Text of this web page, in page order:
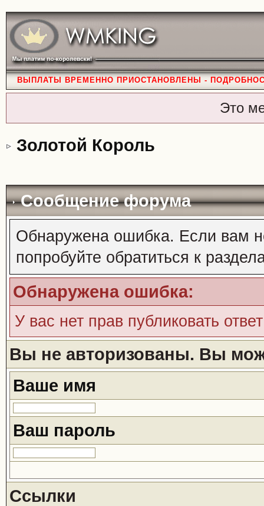
ВЫПЛАТЫ ВРЕМЕННО ПРИОСТАНОВЛЕНЫ -
Это
Золотой Король
Сообщение форума
Обнаружена ошибка. Если вам
попробуйте обратиться к
Обнаружена ошибка:
У вас нет прав публиковать
Вы не авторизованы. Вы
Ваше имя
Ваш пароль
Ссылки